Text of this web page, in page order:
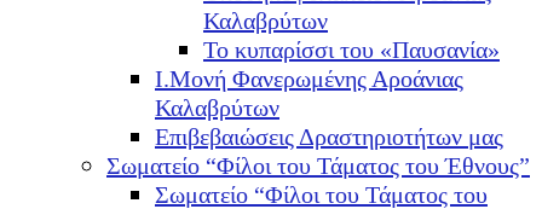
Καλαβρύτων
Το κυπαρίσσι του «Παυσανία»
Ι.Μονή Φανερωμένης Αροάνιας
Καλαβρύτων
Επιβεβαιώσεις Δραστηριοτήτων μας
Σωματείο “Φίλοι του Τάματος του Έθνους”
Σωματείο “Φίλοι του Τάματος του